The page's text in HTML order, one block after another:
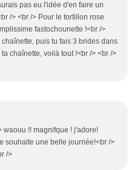
pas eu l'idée d'en faire un
/> <br /> Pour le tortillon rose
fastochounette !<br />
puis tu fais 3 brides dans
chaînette, voilà tout !<br /> <br />
waouu !! magnifque ! j'adore!
souhaite une belle journée!<br />
/>